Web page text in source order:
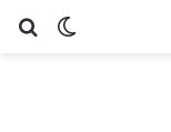
الوضع